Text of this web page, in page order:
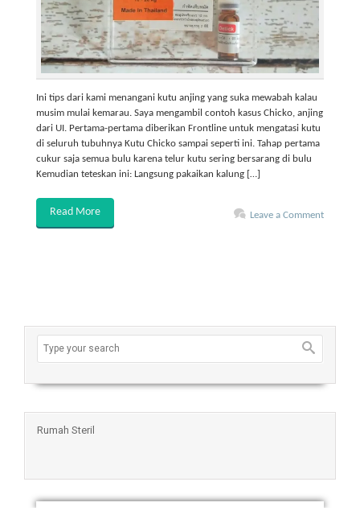
Ini tips dari kami menangani kutu anjing yang suka mewabah kalau
musim mulai kemarau. Saya mengambil contoh kasus Chicko, anjing
dari UI. Pertama-pertama diberikan Frontline untuk mengatasi kutu
di seluruh tubuhnya Kutu Chicko sampai seperti ini. Tahap pertama
cukur saja semua bulu karena telur kutu sering bersarang di bulu
Kemudian teteskan ini: Langsung pakaikan kalung […]
Read More Leave a Comment
Rumah Steril